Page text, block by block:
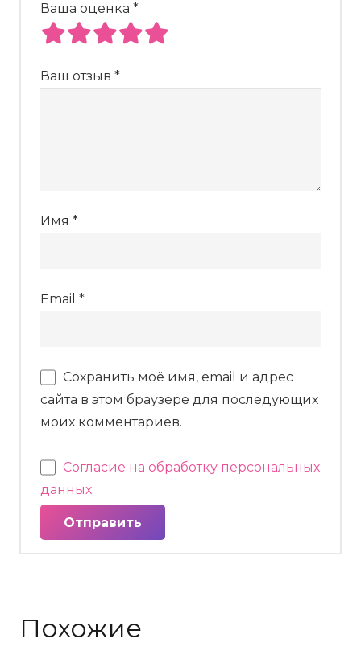
Ваша оценка *
Ваш отзыв *
Имя *
Email *
Сохранить моё имя, email и адрес
сайта в этом браузере для последующих
моих комментариев.
Согласие на обработку персональных
данных
Похожие